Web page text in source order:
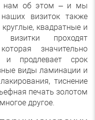
нам об этом – и мы
визиток также
квадратные и
проходят
значительно
продлевает срок
виды ламинации и
тиснение
печать золотом
другое.